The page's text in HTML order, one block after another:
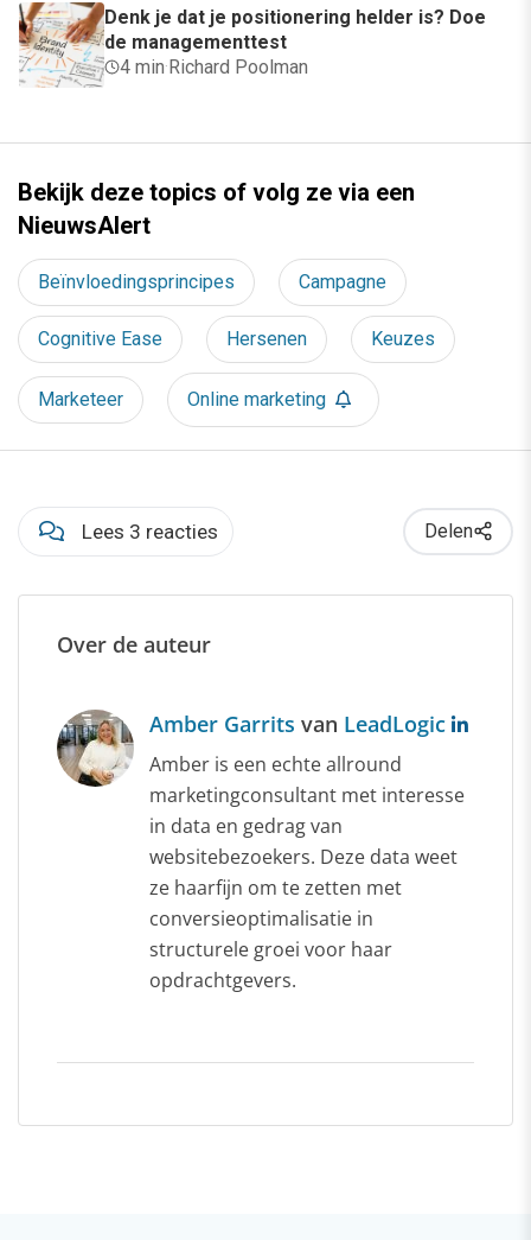
Denk je dat je positionering helder is? Doe
de managementtest
4 min·Richard Poolman
Bekijk deze topics of volg ze via een
NieuwsAlert
Beïnvloedingsprincipes Campagne
Cognitive Ease Hersenen Keuzes
Marketeer Online marketing
Lees 3 reacties Delen
Over de auteur
Amber Garrits van LeadLogic
Amber is een echte allround
marketingconsultant met interesse
in data en gedrag van
websitebezoekers. Deze data weet
ze haarfijn om te zetten met
conversieoptimalisatie in
structurele groei voor haar
opdrachtgevers.